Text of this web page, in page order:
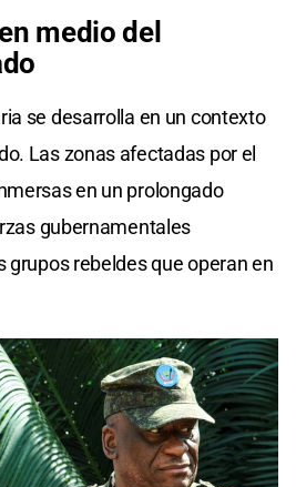
medio del
se desarrolla en un contexto
Las zonas afectadas por el
en un prolongado
gubernamentales
grupos rebeldes que operan en